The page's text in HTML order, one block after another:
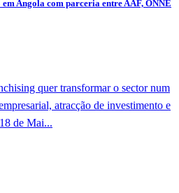
Angola com parceria entre AAF, ONNE
quer transformar o sector num
atracção de investimento e
de Mai...